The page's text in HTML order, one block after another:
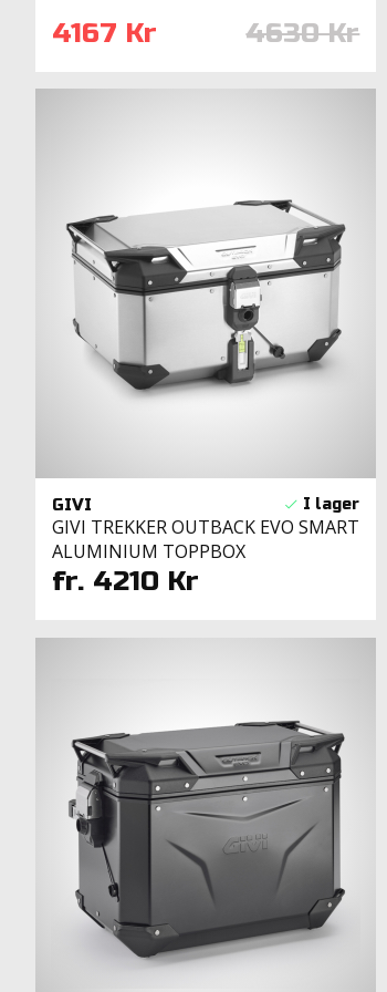
4167 Kr 4630 Kr
GIVI
GIVI TREKKER OUTBACK EVO SMART
ALUMINIUM TOPPBOX
fr. 4210 Kr